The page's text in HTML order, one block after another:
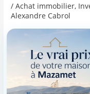
/Achat immobilier,
Alexandre Cabrol